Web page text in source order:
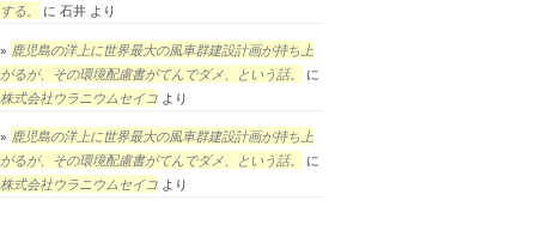
する。
に 石井 より
鹿児島の洋上に世界最大の風車群建設計画が持ち上
がるが、その環境配慮書がてんでダメ、という話。
に
株式会社ウラニウムセイコ より
鹿児島の洋上に世界最大の風車群建設計画が持ち上
がるが、その環境配慮書がてんでダメ、という話。
に
株式会社ウラニウムセイコ より